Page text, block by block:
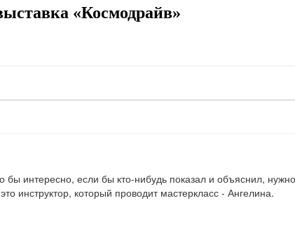
«Космодрайв»
интересно, если бы кто-нибудь показал и объяснил,
инструктор, который проводит мастеркласс - Ангелина.